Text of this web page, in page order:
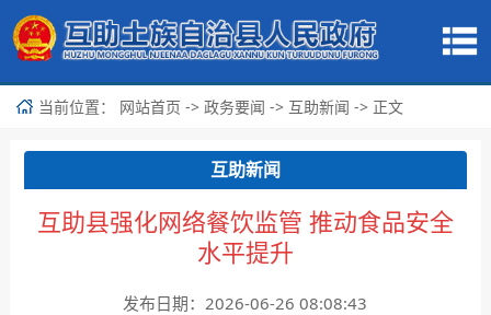
当前位置： 网站首页 -> 政务要闻 -> 互助新闻 -> 正文
互助新闻
互助县强化网络餐饮监管 推动食品安全
水平提升
发布日期：2026-06-26 08:08:43